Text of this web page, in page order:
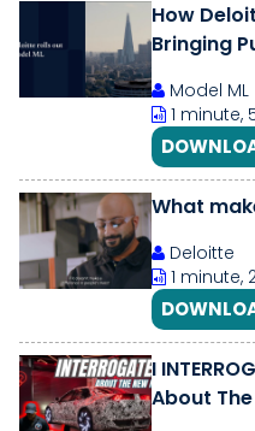
How
Bringing
Model ML
1 minute,
What
Deloitte
1 minute,
I
About The